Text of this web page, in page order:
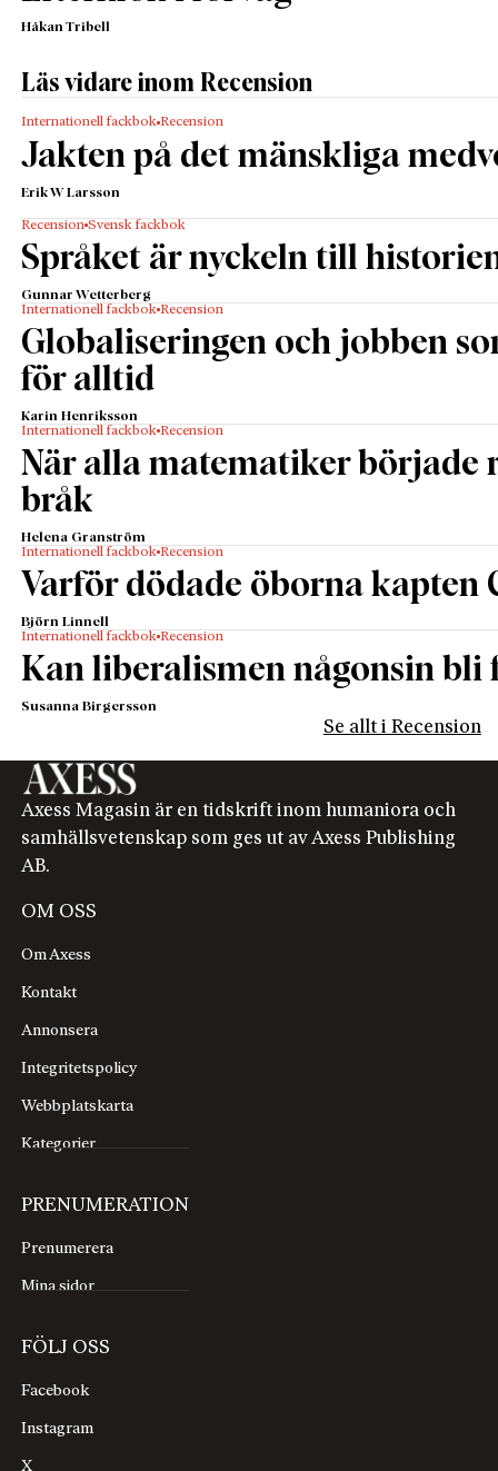
Håkan Tribell
Läs vidare inom Recension
Internationell fackbok Recension
Jakten på det mänskliga
Erik W Larsson
Recension Svensk fackbok
Språket är nyckeln till
Gunnar Wetterberg
Internationell fackbok Recension
Globaliseringen och jobben
för alltid
Karin Henriksson
Internationell fackbok Recension
När alla matematiker började
bråk
Helena Granström
Internationell fackbok Recension
Varför dödade öborna kapten
Björn Linnell
Internationell fackbok Recension
Kan liberalismen någonsin bli
Susanna Birgersson
Se allt i Recension
Axess Magasin är en tidskrift inom humaniora och
samhällsvetenskap som ges ut av Axess Publishing
AB.
OM OSS
Om Axess
Kontakt
Annonsera
Integritetspolicy
Webbplatskarta
Kategorier
PRENUMERATION
Prenumerera
Mina sidor
FÖLJ OSS
Facebook
Instagram
X